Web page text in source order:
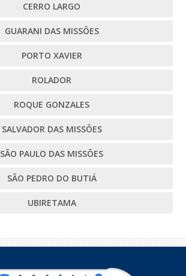
CERRO LARGO
GUARANI DAS MISSÕES
PORTO XAVIER
ROLADOR
ROQUE GONZALES
SALVADOR DAS MISSÕES
SÃO PAULO DAS MISSÕES
SÃO PEDRO DO BUTIÁ
UBIRETAMA